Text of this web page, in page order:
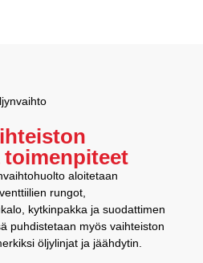
aloitetaan
rungot,
kytkinpakka ja suodattimen
puhdistetaan myös vaihteiston
öljylinjat ja jäähdytin.